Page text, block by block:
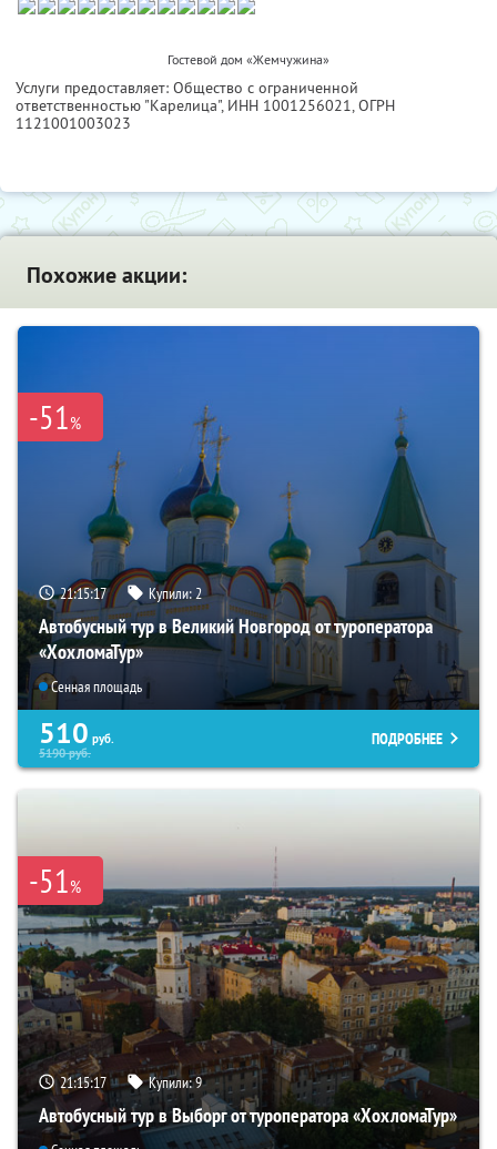
Гостевой дом «Жемчужина»
Услуги предоставляет: Общество с ограниченной
ответственностью "Карелица", ИНН 1001256021, ОГРН
1121001003023
Похожие акции:
-51%
21:15:16 Купили:2
Автобусный тур в Великий Новгород от туроператора
«ХохломаТур»
Сенная площадь
510 руб.
5190руб.
ПОДРОБНЕЕ
-51%
21:15:16 Купили:9
Автобусный тур в Выборг от туроператора «ХохломаТур»